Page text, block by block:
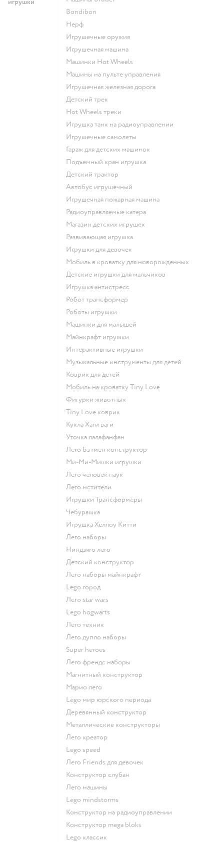
игрушки
Bondibon
Нерф
Игрушечные оружия
Игрушечная машина
Машинки Hot Wheels
Машины на пульте управления
Игрушечная железная дорога
Детский трек
Hot Wheels треки
Игрушка танк на радиоуправлении
Игрушечные самолеты
Гараж для детских машинок
Подъемный кран игрушка
Детский трактор
Автобус игрушечный
Игрушечная пожарная машина
Радиоуправляемые катера
Магазин детских игрушек
Развивающая игрушка
Игрушки для девочек
Мобиль в кроватку для новорожденных
Детские игрушки для мальчиков
Игрушка антистресс
Робот трансформер
Роботы игрушки
Машинки для малышей
Майнкрафт игрушки
Интерактивные игрушки
Музыкальные инструменты для детей
Коврик для детей
Мобиль на кроватку Tiny Love
Фигурки животных
Tiny Love коврик
Кукла Хаги ваги
Уточка лалафанфан
Лего Бэтмен конструктор
Ми-Ми-Мишки игрушки
Лего человек паук
Лего мстители
Игрушки Трансформеры
Чебурашка
Игрушка Хеллоу Китти
Лего наборы
Ниндзяго лего
Детский конструктор
Лего наборы майнкрафт
Lego город
Лего star wars
Lego hogwarts
Лего техник
Лего дупло наборы
Super heroes
Лего френдс наборы
Магнитный конструктор
Марио лего
Lego мир юрского периода
Деревянный конструктор
Металлические конструкторы
Лего креатор
Lego speed
Лего Friends для девочек
Конструктор слубан
Лего машины
Lego mindstorms
Конструктор на радиоуправлении
Конструктор mega bloks
Lego классик